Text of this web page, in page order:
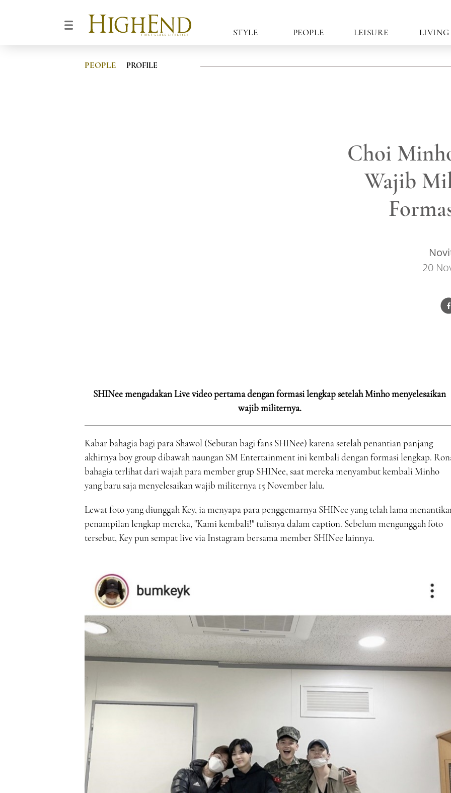
STYLE PEOPLE LEISURE LIVING
PEOPLE PROFILE
Choi
Wajib
20
SHINee mengadakan Live video pertama dengan formasi lengkap setelah Minho menyelesaikan
wajib militernya.
Kabar bahagia bagi para Shawol (Sebutan bagi fans SHINee) karena setelah penantian panjang
akhirnya boy group dibawah naungan SM Entertainment ini kembali dengan formasi lengkap.
bahagia terlihat dari wajah para member grup SHINee, saat mereka menyambut kembali Minho
yang baru saja menyelesaikan wajib militernya 15 November lalu.
Lewat foto yang diunggah Key, ia menyapa para penggemarnya SHINee yang telah lama
penampilan lengkap mereka, "Kami kembali!" tulisnya dalam caption. Sebelum mengunggah foto
tersebut, Key pun sempat live via Instagram bersama member SHINee lainnya.